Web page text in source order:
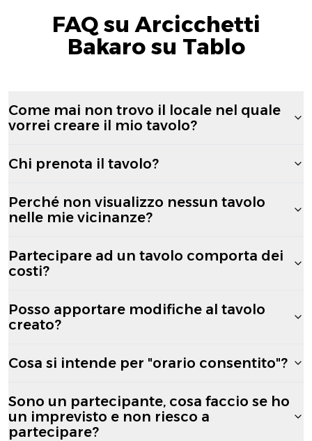
FAQ su Arcicchetti
Bakaro su Tablo
Come mai non trovo il locale nel quale
vorrei creare il mio tavolo?
Chi prenota il tavolo?
Perché non visualizzo nessun tavolo
nelle mie vicinanze?
Partecipare ad un tavolo comporta dei
costi?
Posso apportare modifiche al tavolo
creato?
Cosa si intende per "orario consentito"?
Sono un partecipante, cosa faccio se ho
un imprevisto e non riesco a
partecipare?